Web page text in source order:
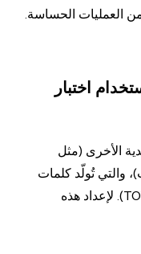
العمليات الحساسة.
اختبار
الأخرى (مثل
والتي تُولّد كلمات
مرور لمرة واحدة قائمة على الوقت (TOTP). لإعداد هذه